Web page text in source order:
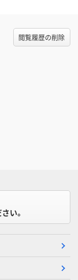
閲覧履歴の削除
い。